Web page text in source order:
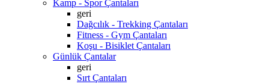
Kamp - Spor Çantaları
geri
Dağcılık - Trekking Çantaları
Fitness - Gym Çantaları
Koşu - Bisiklet Çantaları
Günlük Çantalar
geri
Sırt Çantaları